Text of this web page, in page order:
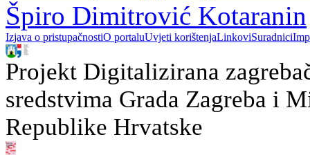
Špiro Dimitrović Kotaranin
Izjava o pristupačnostiO portaluUvjeti korištenjaLinkoviSuradnici
Projekt Digitalizirana
sredstvima Grada Zagreba i
Republike Hrvatske